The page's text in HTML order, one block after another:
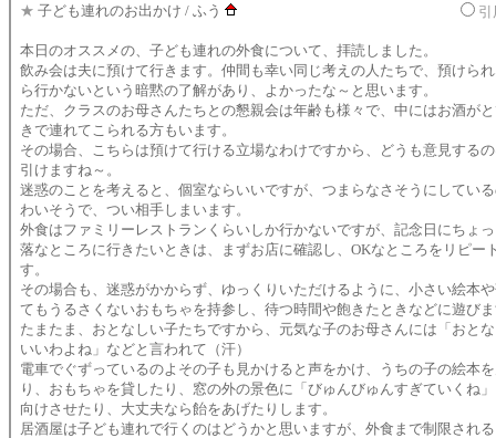
★ 子ども連れのお出かけ / ふう 引
本日のオススメの、子ども連れの外食について、拝読しました。
飲み会は夫に預けて行きます。仲間も幸い同じ考えの人たちで、預けら
ら行かないという暗黙の了解があり、よかったな～と思います。
ただ、クラスのお母さんたちとの懇親会は年齢も様々で、中にはお酒が
きで連れてこられる方もいます。
その場合、こちらは預けて行ける立場なわけですから、どうも意見する
引けますね～。
迷惑のことを考えると、個室ならいいですが、つまらなさそうにしてい
わいそうで、つい相手しまいます。
外食はファミリーレストランくらいしか行かないですが、記念日にちょ
落なところに行きたいときは、まずお店に確認し、OKなところをリピー
す。
その場合も、迷惑がかからず、ゆっくりいただけるように、小さい絵本
てもうるさくないおもちゃを持参し、待つ時間や飽きたときなどに遊び
たまたま、おとなしい子たちですから、元気な子のお母さんには「おと
いいわよね」などと言われて（汗）
電車でぐずっているのよその子も見かけると声をかけ、うちの子の絵本
り、おもちゃを貸したり、窓の外の景色に「びゅんびゅんすぎていくね
向けさせたり、大丈夫なら飴をあげたりします。
居酒屋は子ども連れで行くのはどうかと思いますが、外食まで制限され